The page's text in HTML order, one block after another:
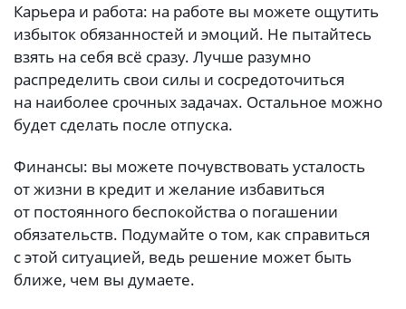
Карьера и работа: на работе вы можете ощутить
избыток обязанностей и эмоций. Не пытайтесь
взять на себя всё сразу. Лучше разумно
распределить свои силы и сосредоточиться
на наиболее срочных задачах. Остальное можно
будет сделать после отпуска.
Финансы: вы можете почувствовать усталость
от жизни в кредит и желание избавиться
от постоянного беспокойства о погашении
обязательств. Подумайте о том, как справиться
с этой ситуацией, ведь решение может быть
ближе, чем вы думаете.